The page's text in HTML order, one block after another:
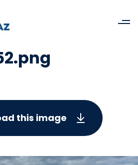
this image